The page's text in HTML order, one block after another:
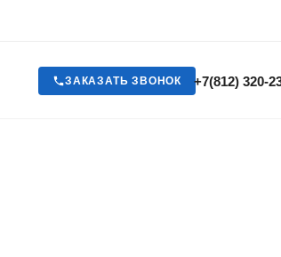
+7(812) 320-
ЗАКАЗАТЬ ЗВОНОК